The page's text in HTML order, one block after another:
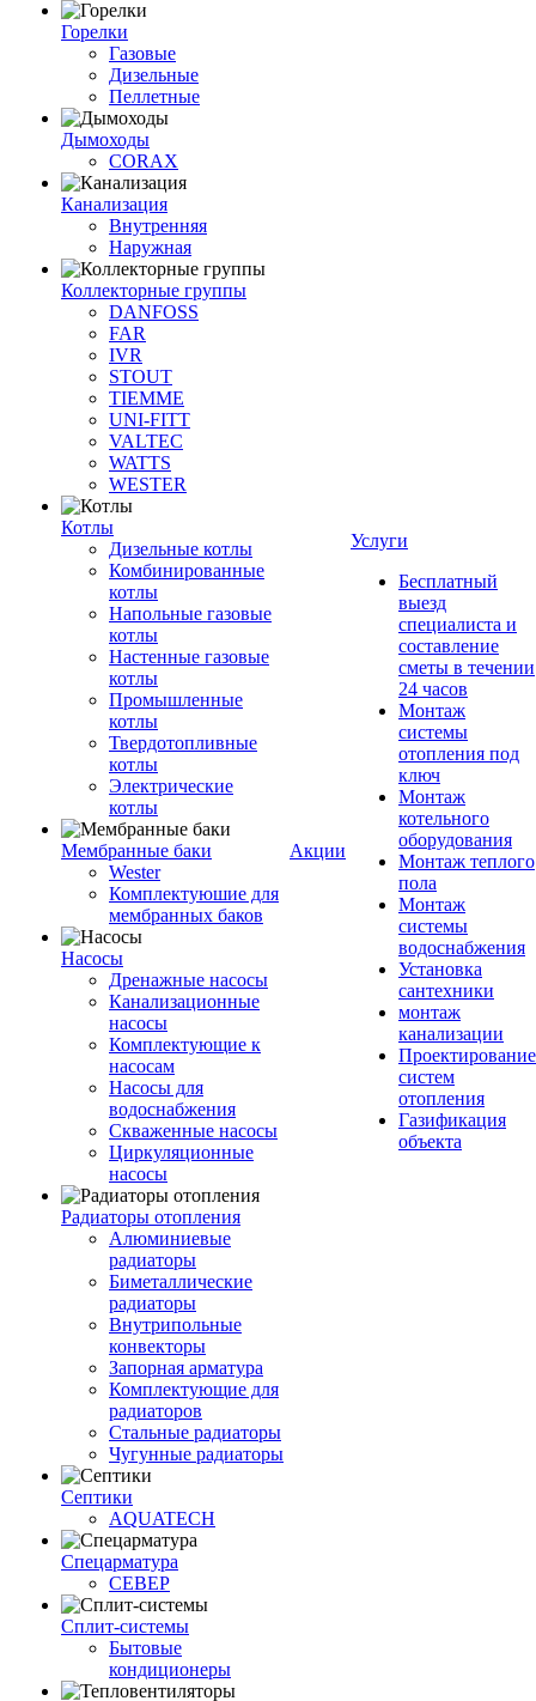
Горелки
Газовые
Дизельные
Пеллетные
Дымоходы
CORAX
Канализация
Внутренняя
Наружная
Коллекторные группы
DANFOSS
FAR
IVR
STOUT
TIEMME
UNI-FITT
VALTEC
WATTS
WESTER
Котлы
Дизельные котлы
Комбинированные
котлы
Напольные газовые
котлы
Настенные газовые
котлы
Промышленные
котлы
Твердотопливные
котлы
Электрические
котлы
Мембранные баки
Wester
Комплектуюшие для
мембранных баков
Насосы
Дренажные насосы
Канализационные
насосы
Комплектующие к
насосам
Насосы для
водоснабжения
Скваженные насосы
Циркуляционные
насосы
Радиаторы отопления
Алюминиевые
радиаторы
Биметаллические
радиаторы
Внутрипольные
конвекторы
Запорная арматура
Комплектующие для
радиаторов
Стальные радиаторы
Чугунные радиаторы
Септики
AQUATECH
Спецарматура
СЕВЕР
Сплит-системы
Бытовые
кондиционеры
Акции
Услуги
Бесплатный
выезд
специалиста и
составление
сметы в течении
24 часов
Монтаж
системы
отопления под
ключ
Монтаж
котельного
оборудования
Монтаж теплого
пола
Монтаж
системы
водоснабжения
Установка
сантехники
монтаж
канализации
Проектирование
систем
отопления
Газификация
объекта